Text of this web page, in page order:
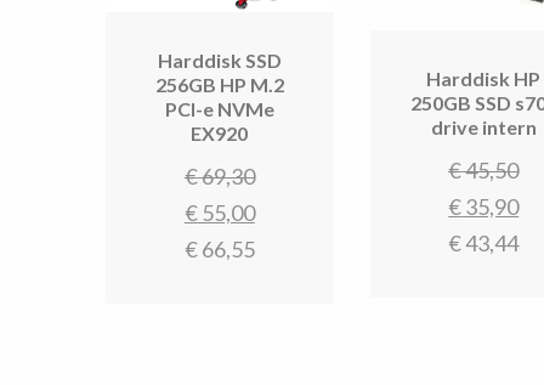
Harddisk SSD
256GB HP M.2
PCI-e NVMe
EX920
€69,30
€55,00
€66,55
Harddisk HP
250GB SSD
drive intern
€45,50
€35,90
€43,44